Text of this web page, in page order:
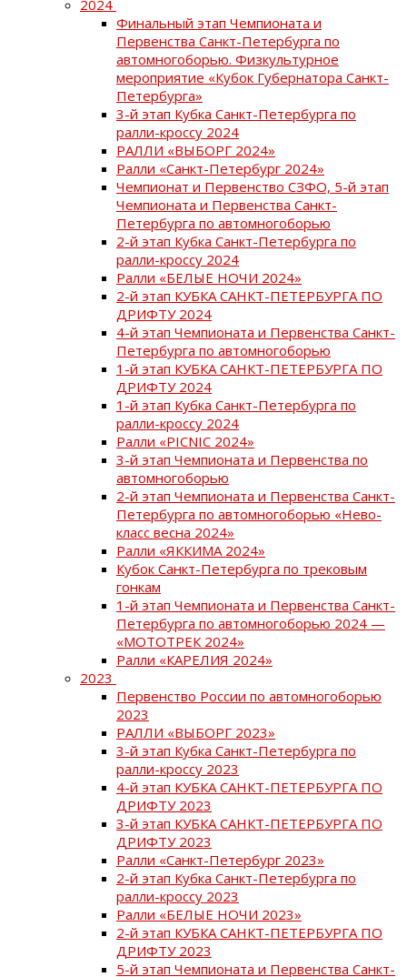
2024
Финальный этап Чемпионата и
Первенства Санкт-Петербурга по
автомногоборью. Физкультурное
мероприятие «Кубок Губернатора Санкт-
Петербурга»
3-й этап Кубка Санкт-Петербурга по
ралли-кроссу 2024
РАЛЛИ «ВЫБОРГ 2024»
Ралли «Санкт-Петербург 2024»
Чемпионат и Первенство СЗФО, 5-й этап
Чемпионата и Первенства Санкт-
Петербурга по автомногоборью
2-й этап Кубка Санкт-Петербурга по
ралли-кроссу 2024
Ралли «БЕЛЫЕ НОЧИ 2024»
2-й этап КУБКА САНКТ-ПЕТЕРБУРГА ПО
ДРИФТУ 2024
4-й этап Чемпионата и Первенства Санкт-
Петербурга по автомногоборью
1-й этап КУБКА САНКТ-ПЕТЕРБУРГА ПО
ДРИФТУ 2024
1-й этап Кубка Санкт-Петербурга по
ралли-кроссу 2024
Ралли «PICNIC 2024»
3-й этап Чемпионата и Первенства по
автомногоборью
2-й этап Чемпионата и Первенства Санкт-
Петербурга по автомногоборью «Нево-
класс весна 2024»
Ралли «ЯККИМА 2024»
Кубок Санкт-Петербурга по трековым
гонкам
1-й этап Чемпионата и Первенства Санкт-
Петербурга по автомногоборью 2024 —
«МОТОТРЕК 2024»
Ралли «КАРЕЛИЯ 2024»
2023
Первенство России по автомногоборью
2023
РАЛЛИ «ВЫБОРГ 2023»
3-й этап Кубка Санкт-Петербурга по
ралли-кроссу 2023
4-й этап КУБКА САНКТ-ПЕТЕРБУРГА ПО
ДРИФТУ 2023
3-й этап КУБКА САНКТ-ПЕТЕРБУРГА ПО
ДРИФТУ 2023
Ралли «Санкт-Петербург 2023»
2-й этап Кубка Санкт-Петербурга по
ралли-кроссу 2023
Ралли «БЕЛЫЕ НОЧИ 2023»
2-й этап КУБКА САНКТ-ПЕТЕРБУРГА ПО
ДРИФТУ 2023
5-й этап Чемпионата и Первенства Санкт-